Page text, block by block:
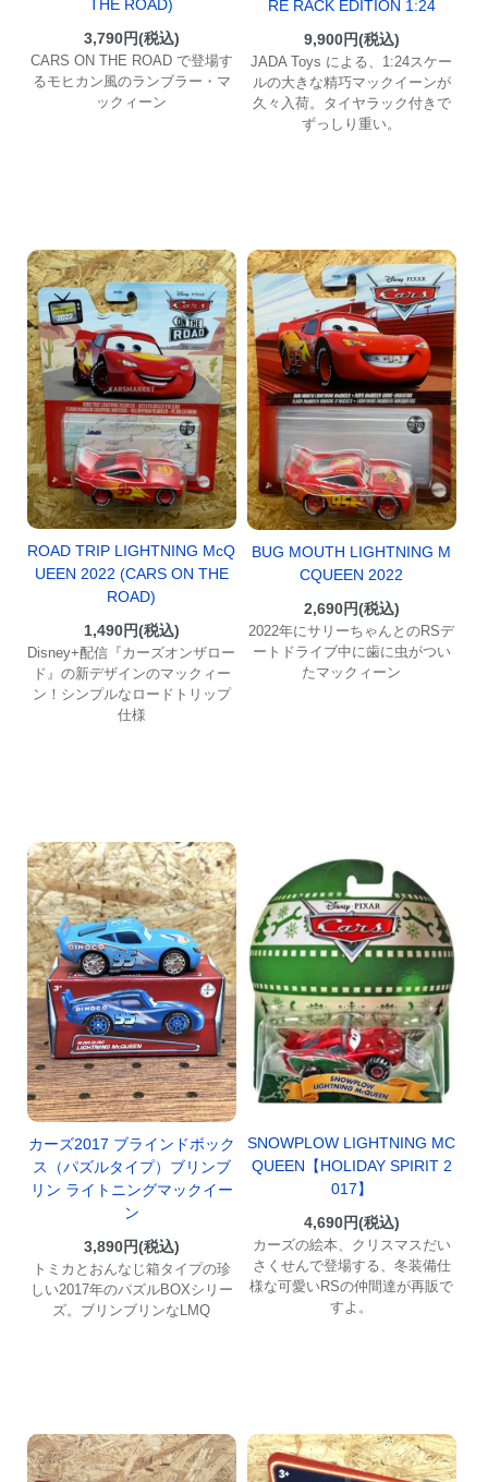
THE ROAD)
3,790円(税込)
CARS ON THE ROAD で登場す
るモヒカン風のランブラー・マ
ックィーン
RE RACK EDITION 1:24
9,900円(税込)
JADA Toys による、1:24スケー
ルの大きな精巧マックイーンが
久々入荷。タイヤラック付きで
ずっしり重い。
ROAD TRIP LIGHTNING McQ
UEEN 2022 (CARS ON THE
ROAD)
1,490円(税込)
Disney+配信『カーズオンザロー
ド』の新デザインのマックィー
ン！シンプルなロードトリップ
仕様
BUG MOUTH LIGHTNING M
CQUEEN 2022
2,690円(税込)
2022年にサリーちゃんとのRSデ
ートドライブ中に歯に虫がつい
たマックィーン
カーズ2017 ブラインドボック
ス（パズルタイプ）ブリンブ
リン ライトニングマックイー
ン
3,890円(税込)
トミカとおんなじ箱タイプの珍
しい2017年のパズルBOXシリー
ズ。ブリンブリンなLMQ
SNOWPLOW LIGHTNING MC
QUEEN【HOLIDAY SPIRIT 2
017】
4,690円(税込)
カーズの絵本、クリスマスだい
さくせんで登場する、冬装備仕
様な可愛いRSの仲間達が再販で
すよ。